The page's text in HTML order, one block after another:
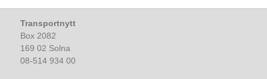
Transportnytt
Box 2082
169 02 Solna
08-514 934 00